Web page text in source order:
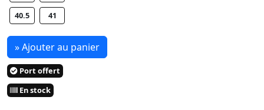
40.5 41
» Ajouter au panier
Port offert
En stock